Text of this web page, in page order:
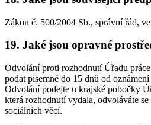
Zákon č. 500/2004 Sb., správní řád,
19. Jaké jsou opravné
Odvolání proti rozhodnutí Úřadu
podat písemně do 15 dnů od
Odvolání podejte u krajské pobočky
která rozhodnutí vydala, odvoláváte
sociálních věcí.